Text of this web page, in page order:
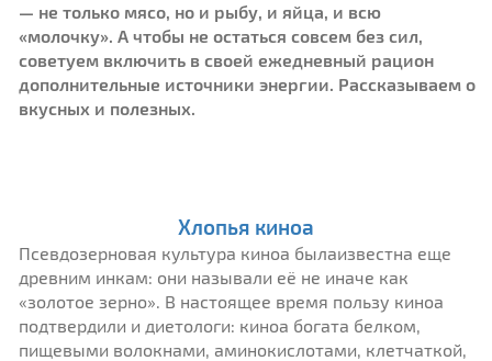
— не только мясо, но и рыбу, и яйца, и всю
«молочку». А чтобы не остаться совсем без сил,
советуем включить в своей ежедневный рацион
дополнительные источники энергии. Рассказываем о
вкусных и полезных.
Хлопья киноа
Псевдозерновая культура киноа былаизвестна еще
древним инкам: они называли её не иначе как
«золотое зерно». В настоящее время пользу киноа
подтвердили и диетологи: киноа богата белком,
пищевыми волокнами, аминокислотами, клетчаткой,